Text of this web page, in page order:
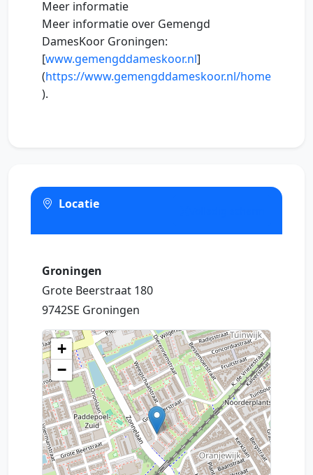
Meer informatie
Meer informatie over Gemengd
DamesKoor Groningen:
[www.gemengddameskoor.nl]
(https://www.gemengddameskoor.nl/home
).
Locatie
Groningen
Grote Beerstraat 180
9742SE Groningen
+
−